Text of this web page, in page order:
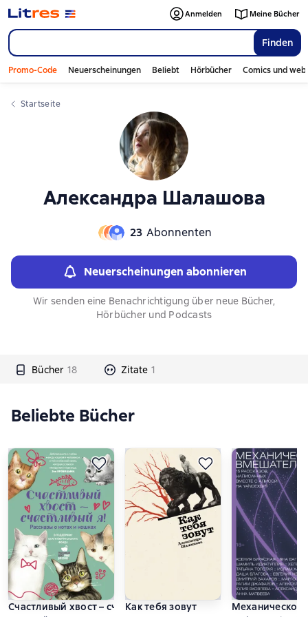
Finden
Anmelden Meine Bücher
Promo-Code Neuerscheinungen Beliebt Hörbücher Comics und
Startseite
Александра Шалашова
23 Abonnenten
Neuerscheinungen abonnieren
Wir senden eine Benachrichtigung über neue Bücher,
Hörbücher und Podcasts
Bücher 18 Zitate 1
Слайдер с книгами
Beliebte Bücher
Счастливый хвост – счастливый я!
Как тебя зовут
Механическое
Слайдер с книгами